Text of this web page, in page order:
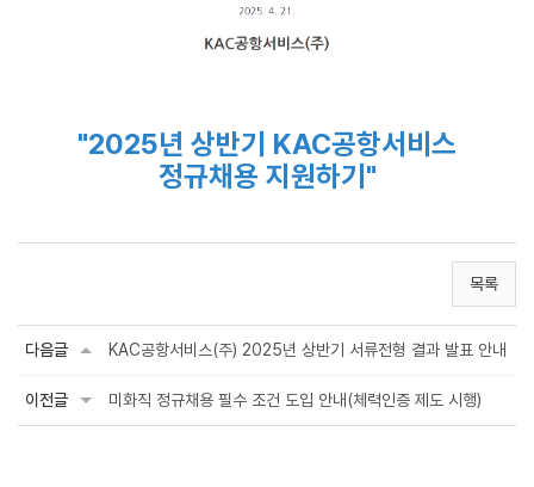
"2025년 상반기 KAC공항서비스
정규채용 지원하기"
목록
다음글 KAC공항서비스(주) 2025년 상반기 서류전형 결과 발표 안내
이전글 미화직 정규채용 필수 조건 도입 안내(체력인증 제도 시행)